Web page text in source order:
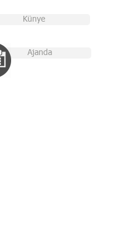
Künye
Ajanda